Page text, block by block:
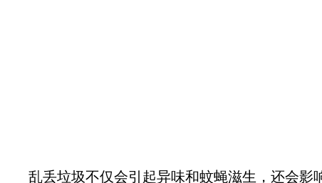
乱丢垃圾不仅会引起异味和蚊蝇滋生，还会